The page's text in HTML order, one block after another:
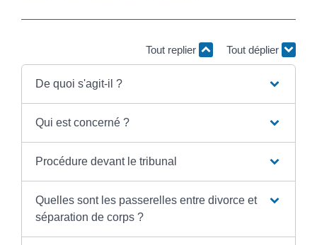
Tout replier Tout déplier
De quoi s'agit-il ?
Qui est concerné ?
Procédure devant le tribunal
Quelles sont les passerelles entre divorce et
séparation de corps ?